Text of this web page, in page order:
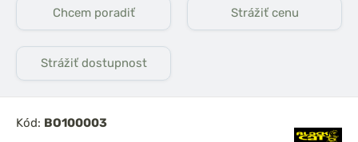
Chcem poradiť Strážiť cenu
Strážiť dostupnost
Kód: BO100003